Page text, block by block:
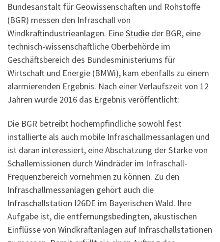
Bundesanstalt für Geowissenschaften und Rohstoffe
(BGR) messen den Infraschall von
Windkraftindustrieanlagen. EineStudie der BGR, eine
technisch-wissenschaftliche Oberbehörde im
Geschäftsbereich des Bundesministeriums für
Wirtschaft und Energie (BMWi), kam ebenfalls zu einem
alarmierenden Ergebnis. Nach einer Verlaufszeit von 12
Jahren wurde 2016 das Ergebnis veröffentlicht:
Die BGR betreibt hochempfindliche sowohl fest
installierte als auch mobile Infraschallmessanlagen und
ist daran interessiert, eine Abschätzung der Stärke von
Schallemissionen durch Windräder im Infraschall-
Frequenzbereich vornehmen zu können. Zu den
Infraschallmessanlagen gehört auch die
Infraschallstation I26DE im Bayerischen Wald. Ihre
Aufgabe ist, die entfernungsbedingten, akustischen
Einflüsse von Windkraftanlagen auf Infraschallstationen